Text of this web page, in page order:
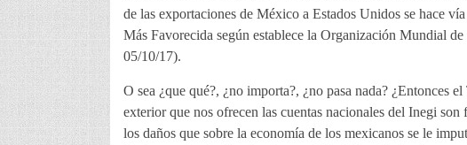
de las exportaciones de México a Estados Unidos se hace
Más Favorecida según establece la Organización Mundial
05/10/17).
O sea ¿que qué?, ¿no importa?, ¿no pasa nada? ¿Entonces
exterior que nos ofrecen las cuentas nacionales del Inegi
los daños que sobre la economía de los mexicanos se le